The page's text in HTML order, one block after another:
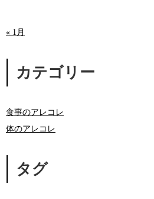
« 1月
カテゴリー
食事のアレコレ
体のアレコレ
タグ